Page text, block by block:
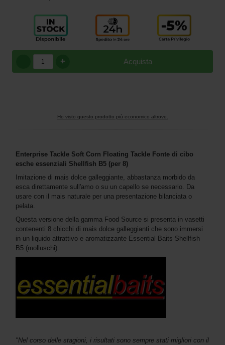
Acquista
+
Ho visto questo prodotto più economico altrove.
Enterprise Tackle Soft Corn Floating Tackle Fonte di cibo
esche essenziali Shellfish B5 (per 8)
Imitazione di mais dolce galleggiante, abbastanza morbido da
esca direttamente sull'amo o su un capello se necessario. Da
usare con il mais naturale per una presentazione bilanciata o
pelata.
Questa versione della gamma Food Source si presenta in vasetti
contenenti 8 chicchi di mais dolce galleggianti che sono immersi
in un liquido attrattivo e aromatizzante Essential Baits Shellfish
B5 (molluschi).
"Nel corso delle stagioni, i risultati sono sempre stati migliori con il